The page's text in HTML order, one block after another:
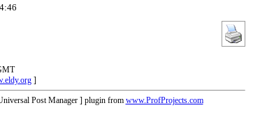
]
Post Manager ] plugin from www.ProfProjects.com